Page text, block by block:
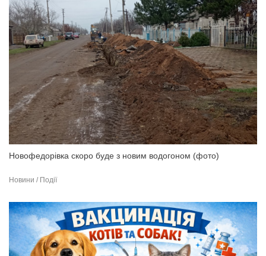
Новофедорівка скоро буде з новим водогоном (фото)
Новини / Події